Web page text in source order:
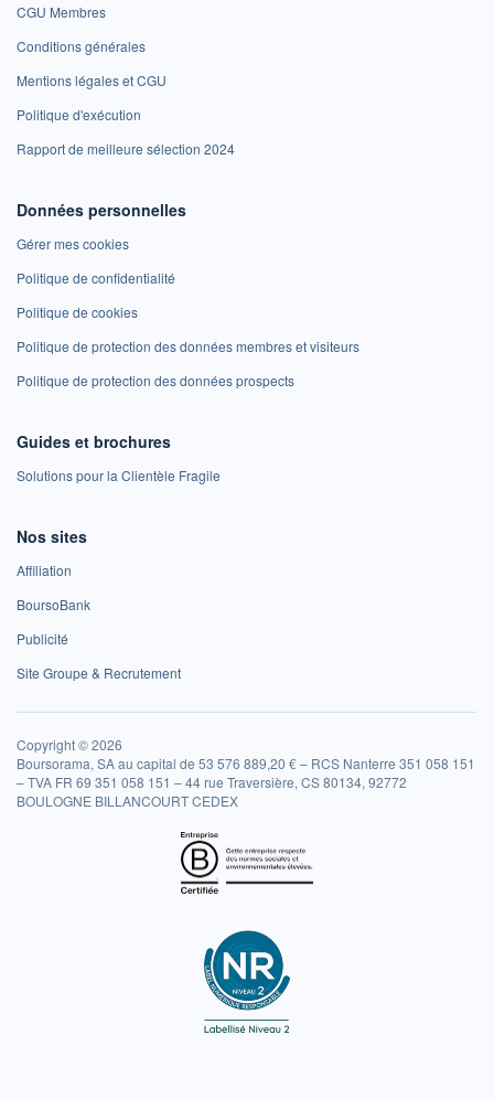
CGU Membres
Conditions générales
Mentions légales et CGU
Politique d'exécution
Rapport de meilleure sélection 2024
Données personnelles
Gérer mes cookies
Politique de confidentialité
Politique de cookies
Politique de protection des données membres et visiteurs
Politique de protection des données prospects
Guides et brochures
Solutions pour la Clientèle Fragile
Nos sites
Affiliation
BoursoBank
Publicité
Site Groupe & Recrutement
Copyright © 2026
Boursorama, SA au capital de 53 576 889,20 € – RCS Nanterre 351 058 151
– TVA FR 69 351 058 151 – 44 rue Traversière, CS 80134, 92772
BOULOGNE BILLANCOURT CEDEX